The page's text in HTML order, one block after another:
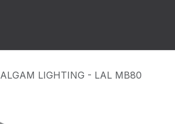
ALGAM LIGHTING - LAL MB80